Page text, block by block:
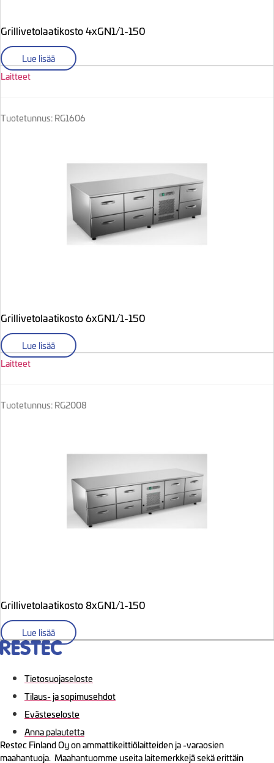
Grillivetolaatikosto 4xGN1/1-150
Lue lisää
Laitteet
Tuotetunnus: RG1606
Grillivetolaatikosto 6xGN1/1-150
Lue lisää
Laitteet
Tuotetunnus: RG2008
Grillivetolaatikosto 8xGN1/1-150
Lue lisää
Tietosuojaseloste
Tilaus- ja sopimusehdot
Evästeseloste
Anna palautetta
Restec Finland Oy on ammattikeittiölaitteiden ja -varaosien
maahantuoja. Maahantuomme useita laitemerkkejä sekä erittäin